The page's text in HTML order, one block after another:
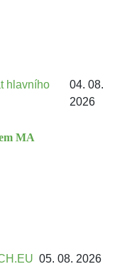
hlavního
04. 08.
2026
MA
05. 08. 2026